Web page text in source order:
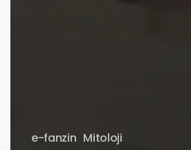
e-fanzin Mitoloji